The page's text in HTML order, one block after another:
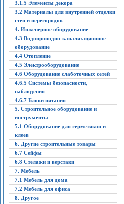
3.1.5 Элементы декора
3.2 Материалы для внутренней отделки
стен и перегородок
4. Инженерное оборудование
4.3 Водопроводно-канализационное
оборудование
4.4 Отопление
4.5 Электрооборудование
4.6 Оборудование слаботочных сетей
4.6.5 Системы безопасности,
наблюдения
4.6.7 Блоки питания
5. Строительное оборудование и
инструменты
5.1 Оборудование для герметиков и
клеев
6. Другие строительные товары
6.7 Сейфы
6.8 Стелажи и верстаки
7. Мебель
7.1 Мебель для дома
7.2 Мебель для офиса
8. Другое